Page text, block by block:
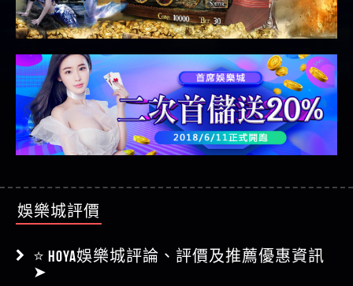
娛樂城評價
⭐ HOYA娛樂城評論、評價及推薦優惠資訊
➤